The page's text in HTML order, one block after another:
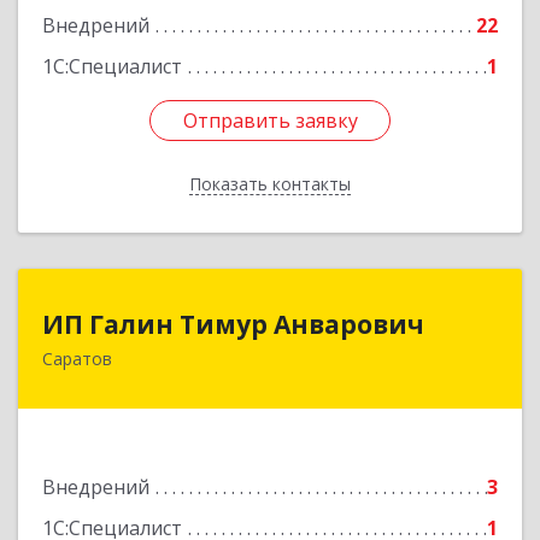
Внедрений
22
1С:Специалист
1
Отправить заявку
Показать контакты
Отправить заявку
Назад
ИП Галин Тимур Анварович
Саратов
Внедрений
3
1С:Специалист
1